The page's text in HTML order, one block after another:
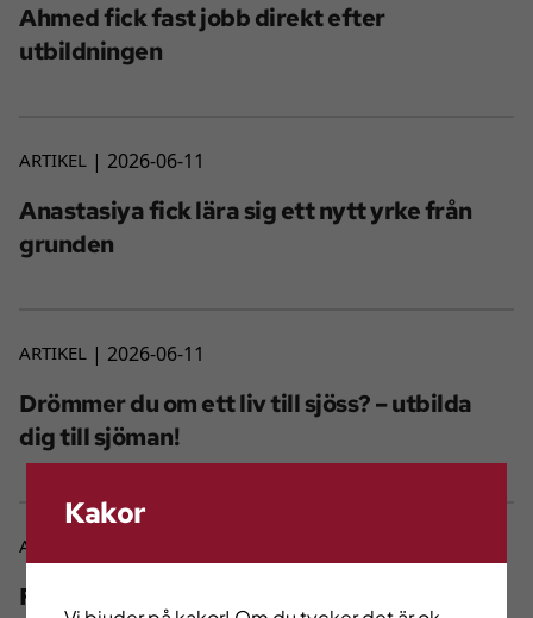
Ahmed fick fast jobb direkt efter
utbildningen
ARTIKEL 2026-06-11
Anastasiya fick lära sig ett nytt yrke från
grunden
ARTIKEL 2026-06-11
Drömmer du om ett liv till sjöss? – utbilda
dig till sjöman!
ARTIKEL
Fatimas vilja gav henne jobb på välkänt
Kakor